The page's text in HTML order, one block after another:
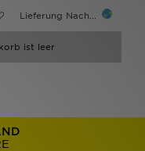
Lieferung Nach...
ist leer